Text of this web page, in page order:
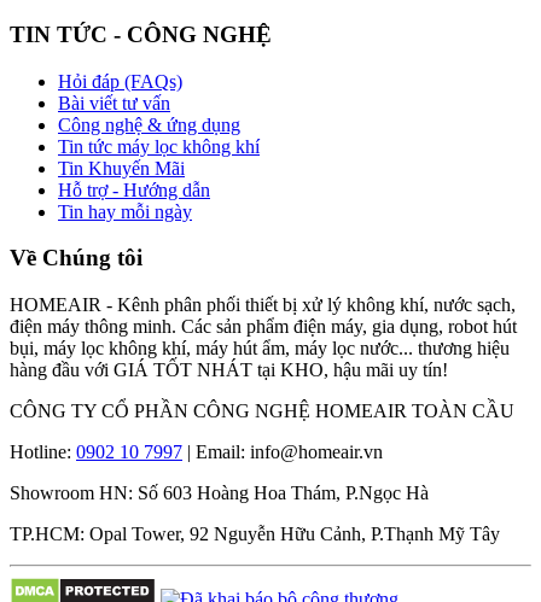
TIN TỨC - CÔNG NGHỆ
Hỏi đáp (FAQs)
Bài viết tư vấn
Công nghệ & ứng dụng
Tin tức máy lọc không khí
Tin Khuyến Mãi
Hỗ trợ - Hướng dẫn
Tin hay mỗi ngày
Về Chúng tôi
HOMEAIR - Kênh phân phối thiết bị xử lý không khí, nước sạch,
điện máy thông minh. Các sản phẩm điện máy, gia dụng, robot hút
bụi, máy lọc không khí, máy hút ẩm, máy lọc nước... thương hiệu
hàng đầu với GIÁ TỐT NHÁT tại KHO, hậu mãi uy tín!
CÔNG TY CỔ PHẦN CÔNG NGHỆ HOMEAIR TOÀN CẦU
Hotline: 0902 10 7997 | Email: info@homeair.vn
Showroom HN: Số 603 Hoàng Hoa Thám, P.Ngọc Hà
TP.HCM: Opal Tower, 92 Nguyễn Hữu Cảnh, P.Thạnh Mỹ Tây